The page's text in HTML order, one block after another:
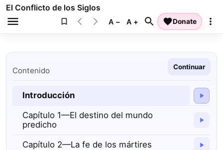
El Conflicto de los Siglos
Donate
A − A +
Contenido Continuar
Introducción
Capítulo 1—El destino del mundo
predicho
Capítulo 2—La fe de los mártires